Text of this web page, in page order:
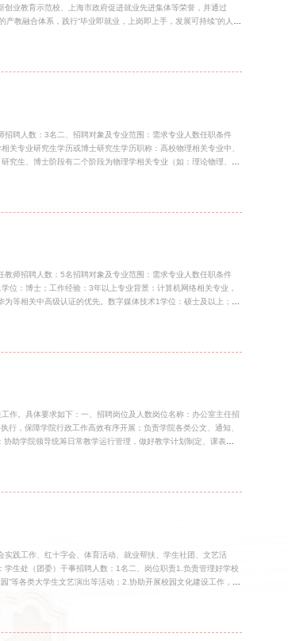
业教育示范校、上海市政府促进就业先进集体等荣誉，并通过
教融合体系，践行“毕业即就业，上岗即上手，发展可持续”的人才
共同开展应用型科研，获批上海市级“数联制造产业学
聘人数：3名二、招聘对象及专业范围：需求专业人数任职条件
关专业研究生学历或博士研究生学历职称：高校物理相关专业中、
究生、博士阶段有二个阶段为物理学相关专业（如：理论物理、凝
领导，贯彻党的教育方针，热爱高等教育事业，具
师招聘人数：5名招聘对象及专业范围：需求专业人数任职条件
位：博士；工作经验：3年以上专业背景：计算机网络相关专业，
等相关中高级认证的优先。数字媒体技术1学位：硕士及以上；工
作经历专业背景：软件工程、人工智能、大数据技术
作。具体要求如下：一、招聘岗位及人数岗位名称：办公室主任招
，保障学院行政工作高效有序开展；负责学院各类公文、通知、
助学院领导统筹日常教学运行管理，做好教学计划制定、课表编
领导做好师资队伍建设、教职工考核、职级晋升相关材
践工作、红十字会、体育活动、就业帮扶、学生社团、文艺活
生处（团委）干事招聘人数：1名二、岗位职责1.负责管理好学校
”等各类大学生文艺演出等活动；2.协助开展校园文化建设工作，组
；9.负责大学生素质拓展工